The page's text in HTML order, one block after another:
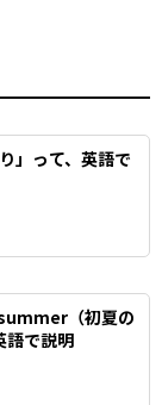
」って、英語で
（初夏の
語で説明